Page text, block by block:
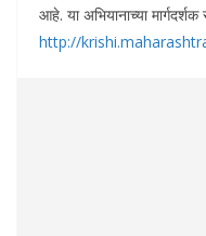
आहे. या अभियानाच्या मार्गदर्शक
http://